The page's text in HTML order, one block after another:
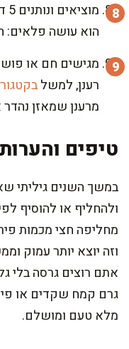
הוא עושה פלאים:
מגישים חם או
רענן, למשל
מרענן שמאזן
טיפים
במשך השנים גיליתי
ולהחליף או להוסיף
וזה יוצא יותר עמוק
גרם קמח שקדים או
מלא טעם ומושלם.